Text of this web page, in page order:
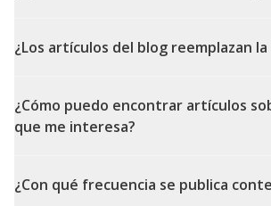
¿Los artículos del blog reemplazan
¿Cómo puedo encontrar artículos
que me interesa?
¿Con qué frecuencia se publica